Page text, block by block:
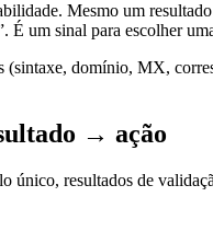
Mesmo um
É um sinal para escolher
domínio, MX,
→ ação
único, resultados de